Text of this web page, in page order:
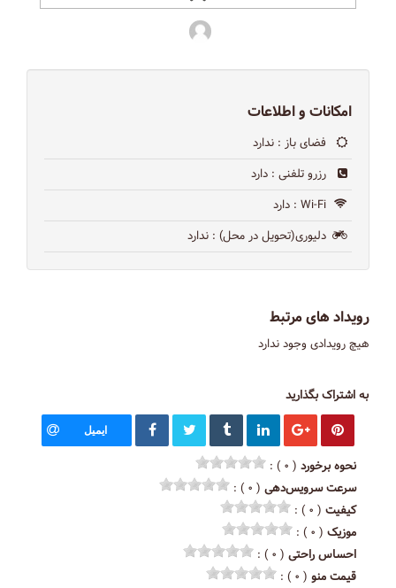
امکانات و اطلاعات
فضای باز : ندارد
رزرو تلفنی : دارد
Wi-Fi : دارد
دلیوری(تحویل در محل) : ندارد
رویداد های مرتبط
هیچ رویدادی وجود ندارد
به اشتراک بگذارید
ایمیل
نحوه برخورد ( ۰ ) :
سرعت سرویس‌دهی ( ۰ ) :
کیفیت ( ۰ ) :
موزیک ( ۰ ) :
احساس راحتی ( ۰ ) :
قیمت منو ( ۰ ) :